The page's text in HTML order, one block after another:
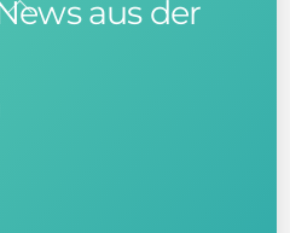
Back
aus der